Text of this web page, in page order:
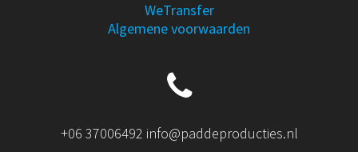
WeTransfer
Algemene voorwaarden
+06 37006492 info@paddeproducties.nl